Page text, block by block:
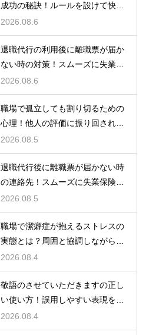
成功の秘訣！ルールを設けて快適
な空間を作る
2026.08.6
退職代行の利用後に離職票が届か
ない時の対策！スムーズに失業保
険をもらう
2026.08.6
職場で孤立しても割り切るための
心理！他人の評価に振り回されな
いための術
2026.08.5
退職代行後に離職票が届かない時
の連絡先！スムーズに失業保険を
もらう術
2026.08.5
職場で潔癖症が抱えるストレスの
実態とは？周囲と協調しながら快
適に働く術
2026.08.4
敬語のさせていただきますの正し
い使い方！誤用しやすい表現を理
解する術
2026.08.4